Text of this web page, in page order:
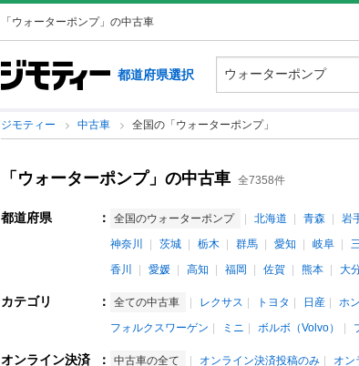
「ウォーターポンプ」の中古車
都道府県選択
ジモティー 中古車 全国の「ウォーターポンプ」
「ウォーターポンプ」の中古車 全7358件
都道府県 ： 全国のウォーターポンプ 北海道 青森 岩
神奈川
茨城 栃木 群馬 愛知 岐阜
香川
愛媛 高知 福岡 佐賀 熊本 大
カテゴリ ： 全ての中古車 レクサス トヨタ 日産 ホ
フォルクスワーゲン
ミニ ボルボ（Volvo）
オンライン決済 ： 中古車の全て オンライン決済投稿のみ オン